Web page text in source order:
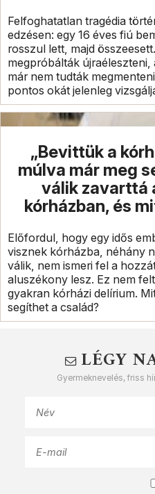
Felfoghatatlan tragédia
edzésen: egy 16 éves fiú
rosszul lett, majd
megpróbálták
már nem tudták
pontos okát jelenleg
„Bevittük a
múlva már meg
válik zavarttá
kórházban, és
Előfordul, hogy egy idős
visznek kórházba, néhány
válik, nem ismeri fel a
aluszékony lesz. Ez nem
gyakran kórházi delírium.
segíthet a család?
LÉGY
Gyermeknevelés, friss